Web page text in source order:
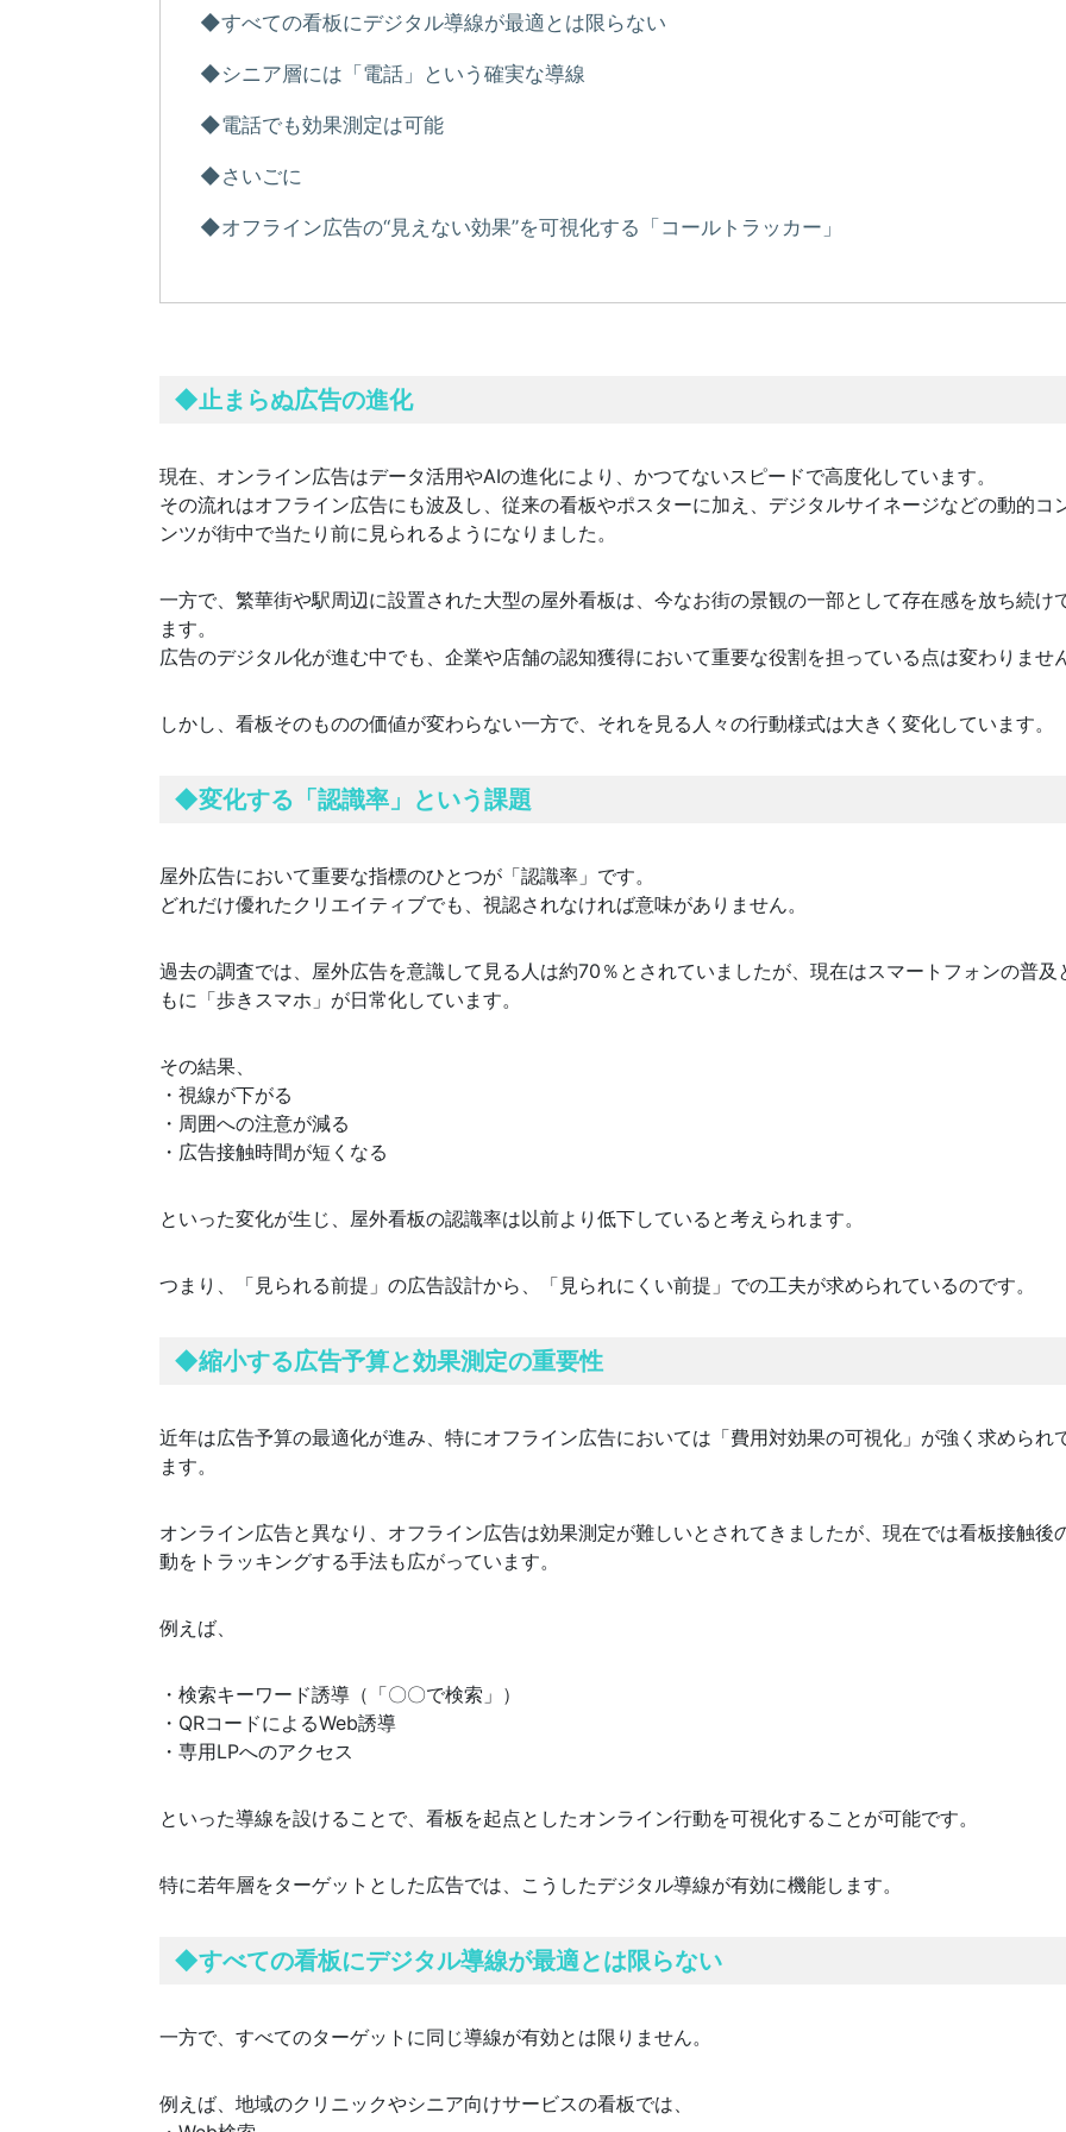
◆すべての看板にデジタル導線が最適とは限らない
◆シニア層には「電話」という確実な導線
◆電話でも効果測定は可能
◆さいごに
◆オフライン広告の“見えない効果”を可視化する「コールトラッカー」
◆ 止まらぬ広告の進化
現在、オンライン広告はデータ活用やAIの進化により、かつてないスピードで高度化しています。
その流れはオフライン広告にも波及し、従来の看板やポスターに加え、デジタルサイネージなどの動的コ
ンツが街中で当たり前に見られるようになりました。
一方で、繁華街や駅周辺に設置された大型の屋外看板は、今なお街の景観の一部として存在感を放ち続け
ます。
広告のデジタル化が進む中でも、企業や店舗の認知獲得において重要な役割を担っている点は変わりません
しかし、看板そのものの価値が変わらない一方で、それを見る人々の行動様式は大きく変化しています。
◆変化する「認識率」という課題
屋外広告において重要な指標のひとつが「認識率」です。
どれだけ優れたクリエイティブでも、視認されなければ意味がありません。
過去の調査では、屋外広告を意識して見る人は約70％とされていましたが、現在はスマートフォンの普及
もに「歩きスマホ」が日常化しています。
その結果、
・視線が下がる
・周囲への注意が減る
・広告接触時間が短くなる
といった変化が生じ、屋外看板の認識率は以前より低下していると考えられます。
つまり、「見られる前提」の広告設計から、「見られにくい前提」での工夫が求められているのです。
◆縮小する広告予算と効果測定の重要性
近年は広告予算の最適化が進み、特にオフライン広告においては「費用対効果の可視化」が強く求められ
ます。
オンライン広告と異なり、オフライン広告は効果測定が難しいとされてきましたが、現在では看板接触後
動をトラッキングする手法も広がっています。
例えば、
・検索キーワード誘導（「〇〇で検索」）
・QRコードによるWeb誘導
・専用LPへのアクセス
といった導線を設けることで、看板を起点としたオンライン行動を可視化することが可能です。
特に若年層をターゲットとした広告では、こうしたデジタル導線が有効に機能します。
◆すべての看板にデジタル導線が最適とは限らない
一方で、すべてのターゲットに同じ導線が有効とは限りません。
例えば、地域のクリニックやシニア向けサービスの看板では、